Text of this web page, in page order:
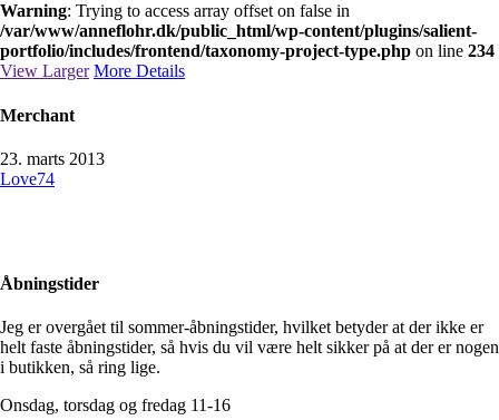
Warning: Trying to access array offset on false in
/var/www/anneflohr.dk/public_html/wp-content/plugins/salient-
portfolio/includes/frontend/taxonomy-project-type.php on line 234
View Larger More Details
Merchant
23. marts 2013
Love74
Åbningstider
Jeg er overgået til sommer-åbningstider, hvilket betyder at der ikke er
helt faste åbningstider, så hvis du vil være helt sikker på at der er nogen
i butikken, så ring lige.
Onsdag, torsdag og fredag 11-16